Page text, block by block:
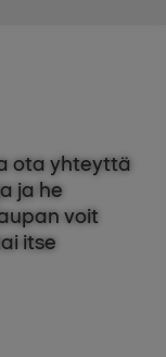
ota yhteyttä
ja he
voit
itse